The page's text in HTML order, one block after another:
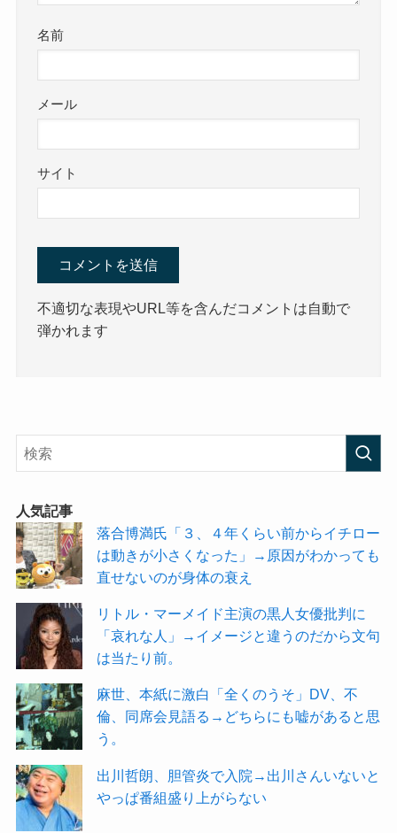
名前
メール
サイト
不適切な表現やURL等を含んだコメントは自動で
弾かれます
人気記事
落合博満氏「３、４年くらい前からイチロー
は動きが小さくなった」→原因がわかっても
直せないのが身体の衰え
リトル・マーメイド主演の黒人女優批判に
「哀れな人」→イメージと違うのだから文句
は当たり前。
麻世、本紙に激白「全くのうそ」DV、不
倫、同席会見語る→どちらにも嘘があると思
う。
出川哲朗、胆管炎で入院→出川さんいないと
やっぱ番組盛り上がらない